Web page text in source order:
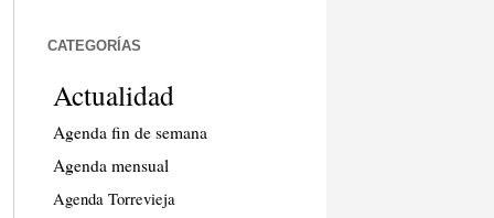
CATEGORÍAS
Actualidad
Agenda fin de semana
Agenda mensual
Agenda Torrevieja